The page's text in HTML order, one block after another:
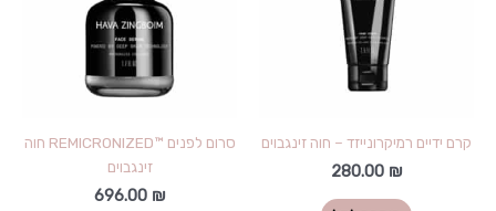
קרם ידיים רמיקרונייזד – חוה זינגבוים
280.00 ₪
סרום לפנים ™REMICRONIZED חוה
זינגבוים
696.00 ₪